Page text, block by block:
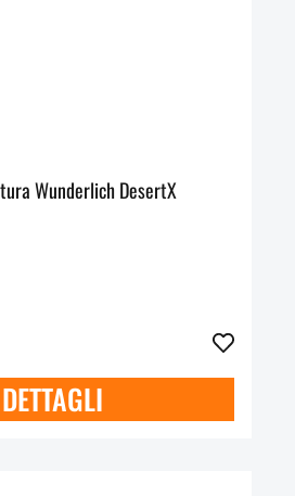
Wunderlich DesertX
DETTAGLI